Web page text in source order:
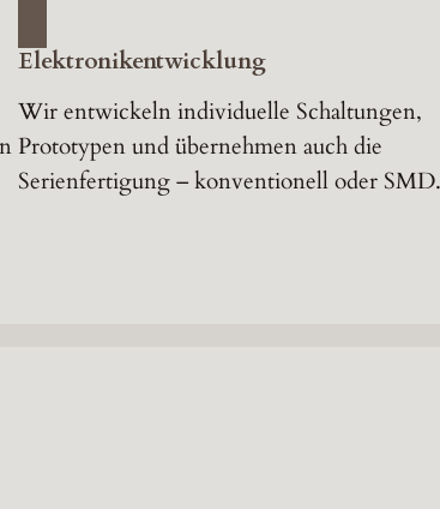
Elektronikentwicklung
Wir entwickeln individuelle Schaltungen,
Prototypen und übernehmen auch die
Serienfertigung – konventionell oder SMD.